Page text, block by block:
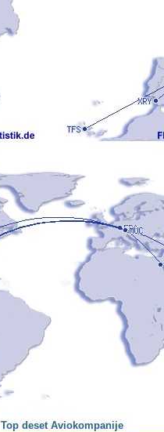
Top deset Aviokompanije